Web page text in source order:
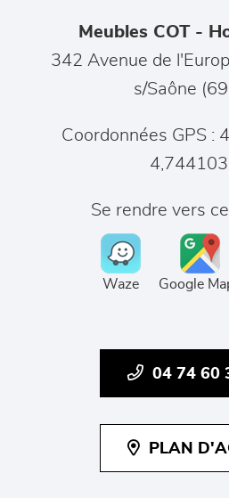
décoration
Meubles COT -
342 Avenue de
s/Saône (
Coordonnées GPS :
Se rendre vers
Waze Google
04 74 60
PLAN